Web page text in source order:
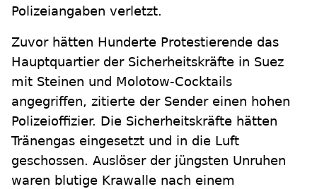
Polizeiangaben verletzt.
Zuvor hätten Hunderte Protestierende das
Hauptquartier der Sicherheitskräfte in Suez
mit Steinen und Molotow-Cocktails
angegriffen, zitierte der Sender einen hohen
Polizeioffizier. Die Sicherheitskräfte hätten
Tränengas eingesetzt und in die Luft
geschossen. Auslöser der jüngsten Unruhen
waren blutige Krawalle nach einem